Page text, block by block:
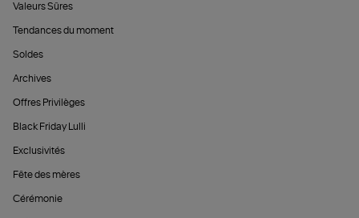
Valeurs Sûres
Tendances du moment
Soldes
Archives
Offres Privilèges
Black Friday Lulli
Exclusivités
Fête des mères
Cérémonie